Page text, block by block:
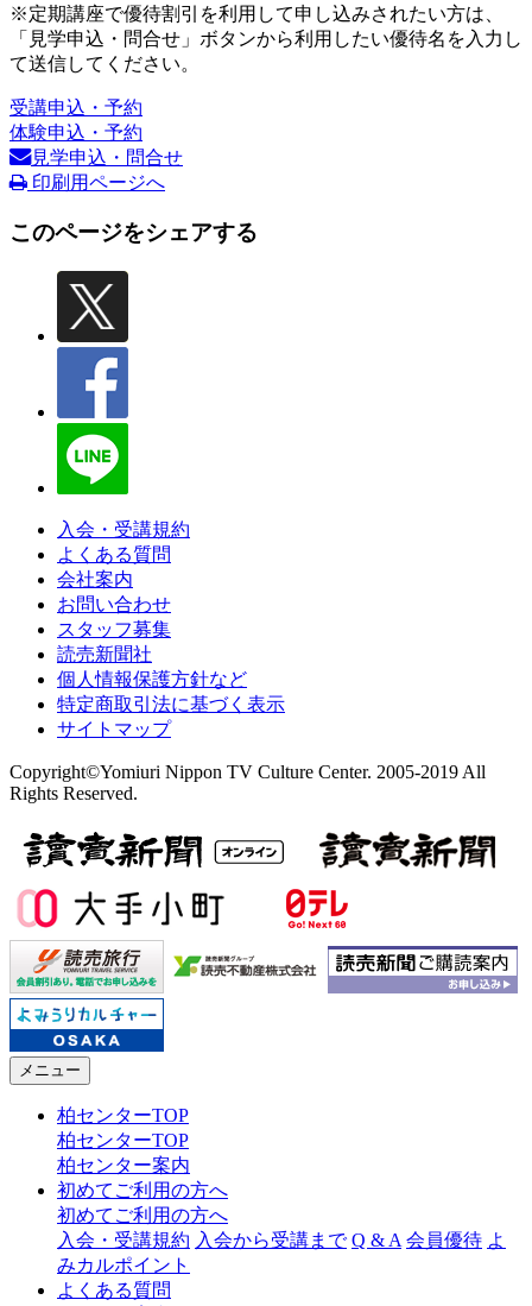
※定期講座で優待割引を利用して申し込みされたい方は、
「見学申込・問合せ」ボタンから利用したい優待名を入力し
て送信してください。
受講申込・予約
体験申込・予約
見学申込・問合せ
印刷用ページへ
このページをシェアする
入会・受講規約
よくある質問
会社案内
お問い合わせ
スタッフ募集
読売新聞社
個人情報保護方針など
特定商取引法に基づく表示
サイトマップ
Copyright©Yomiuri Nippon TV Culture Center. 2005-2019 All
Rights Reserved.
メニュー
柏センターTOP
柏センターTOP
柏センター案内
初めてご利用の方へ
初めてご利用の方へ
入会・受講規約 入会から受講まで Q & A 会員優待 よ
みカルポイント
よくある質問